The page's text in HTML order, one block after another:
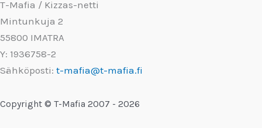
T-Mafia / Kizzas-netti
Mintunkuja 2
55800 IMATRA
Y: 1936758-2
Sähköposti: t-mafia@t-mafia.fi
Copyright © T-Mafia 2007 - 2026